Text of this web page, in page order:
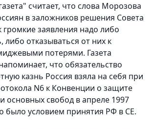
считает, что слова Морозова
в заложников решения Совета
громкие заявления надо либо
либо отказываться от них к
потерями. Газета
что обязательство
казнь Россия взяла на себя при
N6 к Конвенции о защите
основных свобод в апреле 1997
было условием принятия РФ в СЕ.